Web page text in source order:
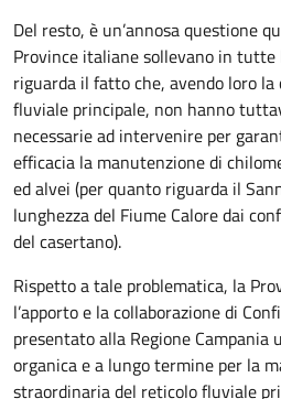
Del resto, è un’annosa questione
Province italiane sollevano in
riguarda il fatto che, avendo loro
fluviale principale, non hanno
necessarie ad intervenire per
efficacia la manutenzione di
ed alvei (per quanto riguarda il
lunghezza del Fiume Calore dai
del casertano).
Rispetto a tale problematica, la
l’apporto e la collaborazione di
presentato alla Regione Campania
organica e a lungo termine per la
straordinaria del reticolo fluviale